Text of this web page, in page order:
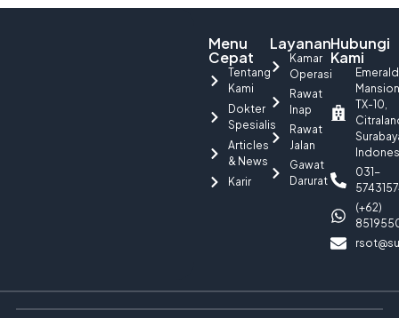
Menu
Cepat
Tentang
Kami
Dokter
Spesialis
Articles
& News
Karir
Layanan
Kamar
Operasi
Rawat
Inap
Rawat
Jalan
Gawat
Darurat
Hubungi
Kami
Emerald
Mansion
TX-10,
031-
(+62)